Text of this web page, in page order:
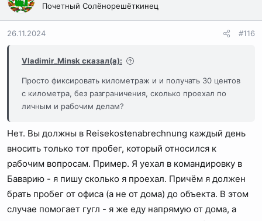
Почетный Солёнорешёткинец
26.11.2024 #116
Vladimir_Minsk сказал(а):
Просто фиксировать километраж и и получать 30 центов
с километра, без разграничения, сколько проехал по
личным и рабочим делам?
Нет. Вы должны в Reisekostenabrechnung каждый день
вносить только тот пробег, который относился к
рабочим вопросам. Пример. Я уехал в командировку в
Баварию - я пишу сколько я проехал. Причём я должен
брать пробег от офиса (а не от дома) до объекта. В этом
случае помогает гугл - я же еду напрямую от дома, а